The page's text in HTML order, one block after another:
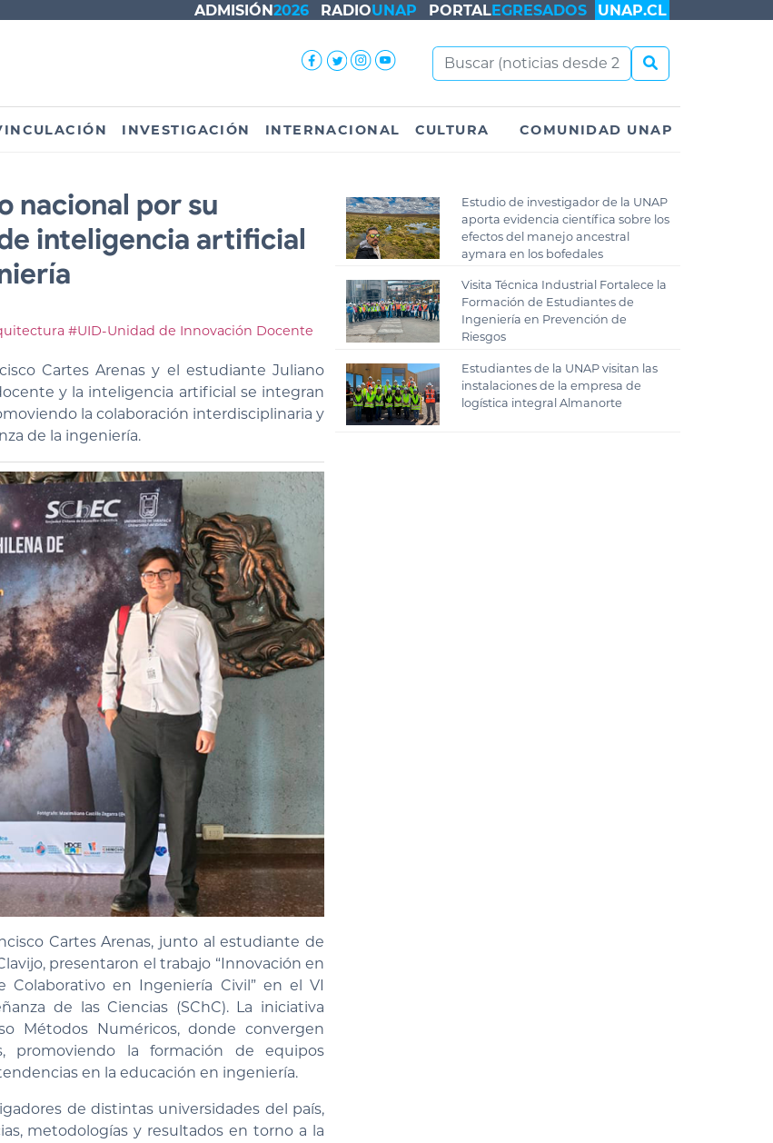
ADMISIÓN2026 RADIOUNAP PORTALEGRESADOS UNAP.CL
INVESTIGACIÓN INTERNACIONAL CULTURA COMUNIDAD UNAP
nacional por su
inteligencia artificial
#UID-Unidad de Innovación Docente
Cartes Arenas y el estudiante Juliano
y la inteligencia artificial se integran
la colaboración interdisciplinaria y
de la ingeniería.
Cartes Arenas, junto al estudiante de
presentaron el trabajo “Innovación en
en Ingeniería Civil” en el VI
de las Ciencias (SChC). La iniciativa
Métodos Numéricos, donde convergen
promoviendo la formación de equipos
en la educación en ingeniería.
de distintas universidades del país,
metodologías y resultados en torno a la
Estudio de investigador de la UNAP
aporta evidencia científica sobre los
efectos del manejo ancestral
aymara en los bofedales
Visita Técnica Industrial Fortalece la
Formación de Estudiantes de
Ingeniería en Prevención de
Riesgos
Estudiantes de la UNAP visitan las
instalaciones de la empresa de
logística integral Almanorte